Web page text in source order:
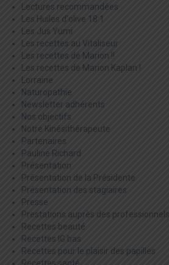
Lectures recommandées
Les Huiles d'olive 18:1
Les Jus Yumi
Les recettes au Vitaliseur
Les recettes de Marion !!
Les recettes de Marion Kaplan !
Lorraine
Naturopathie
Newsletter adhérents
Nos objectifs
Notre Kinésithérapeute
Partenaires
Pauline Richard
Présentation
Présentation de la Présidente
Présentation des stagiaires
Presse
Prestations auprès des professionnels
Recettes beauté
Recettes IG bas
Recettes pour le plaisir des papilles